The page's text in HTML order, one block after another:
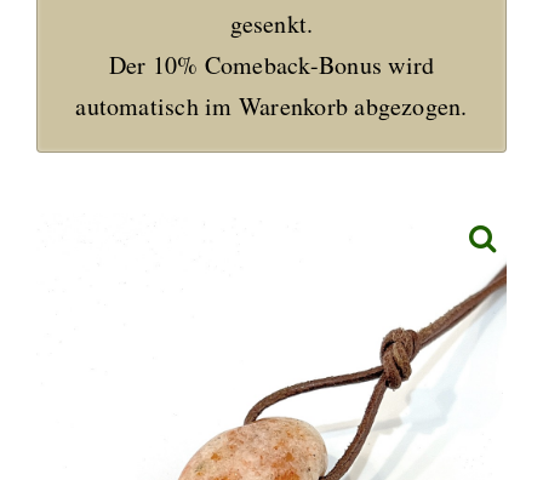
gesenkt.
Der 10% Comeback-Bonus wird
automatisch im Warenkorb abgezogen.